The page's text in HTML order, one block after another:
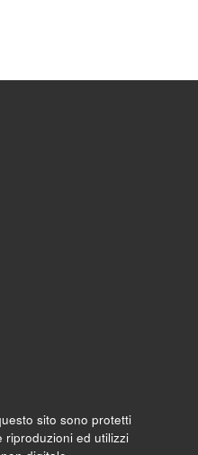
sito sono protetti
riproduzioni ed utilizzi